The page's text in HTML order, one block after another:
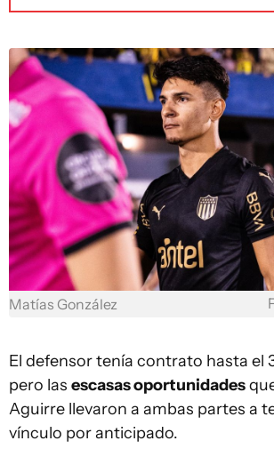
Matías González
El defensor tenía contrato hasta el
pero las escasas oportunidades
Aguirre llevaron a ambas partes a
vínculo por anticipado.